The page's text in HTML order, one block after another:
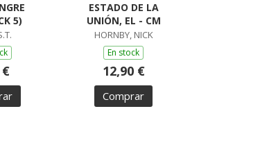
5)
ESTADO DE LA
UNIÓN, EL - CM
HORNBY, NICK
En stock
12,90 €
Comprar